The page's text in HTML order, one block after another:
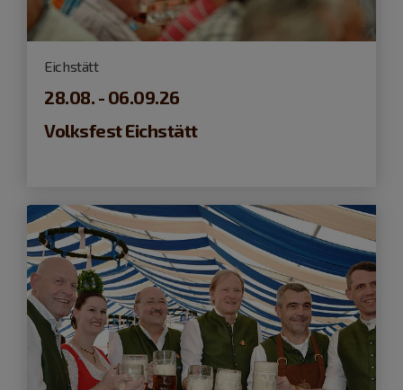
Eichstätt
28.08. - 06.09.26
Volksfest Eichstätt